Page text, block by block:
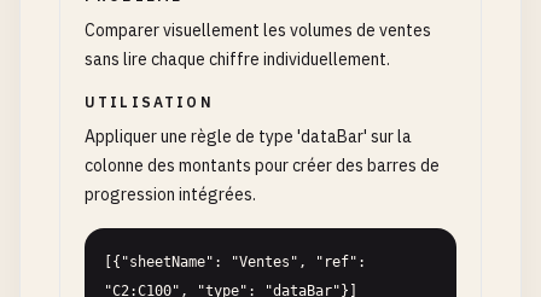
Comparer visuellement les volumes de ventes
sans lire chaque chiffre individuellement.
UTILISATION
Appliquer une règle de type 'dataBar' sur la
colonne des montants pour créer des barres de
progression intégrées.
[{"sheetName": "Ventes", "ref":
"C2:C100", "type": "dataBar"}]